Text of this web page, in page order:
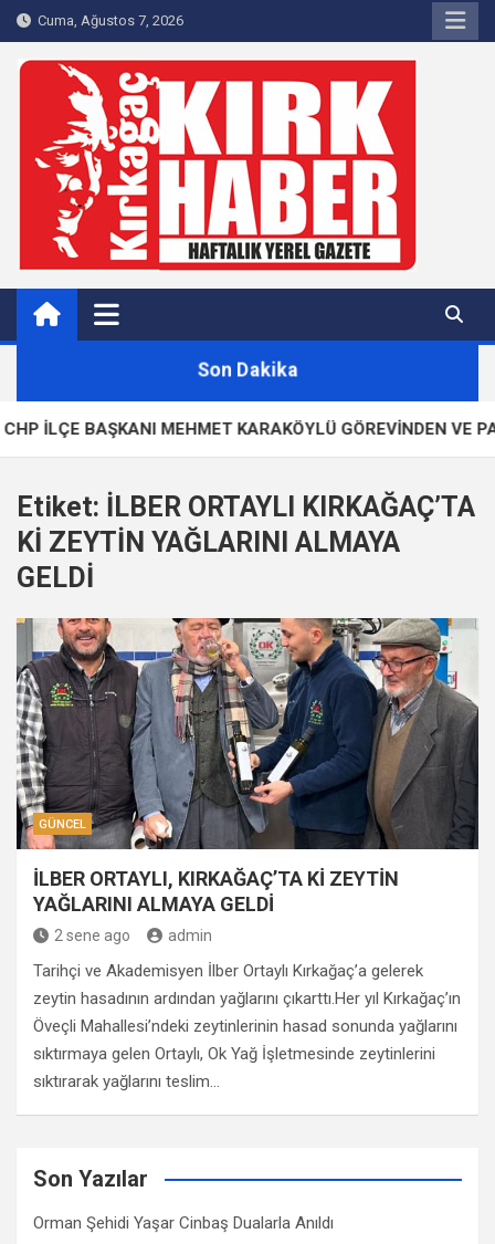
Skip
to
content
Cuma, Ağustos 7, 2026
Kırkağaç 40Haber
Kırkağaç'ın Yerel Haber Sitesi
Son Dakika
İLÇE BAŞKANI MEHMET KARAKÖYLÜ GÖREVİNDEN VE
Etiket: İLBER ORTAYLI KIRKAĞAÇ’TA
Kİ ZEYTİN YAĞLARINI ALMAYA
GELDİ
GÜNCEL
İLBER ORTAYLI, KIRKAĞAÇ’TA Kİ ZEYTİN
YAĞLARINI ALMAYA GELDİ
2 sene ago admin
Tarihçi ve Akademisyen İlber Ortaylı Kırkağaç’a gelerek
zeytin hasadının ardından yağlarını çıkarttı.Her yıl Kırkağaç’ın
Öveçli Mahallesi’ndeki zeytinlerinin hasad sonunda yağlarını
sıktırmaya gelen Ortaylı, Ok Yağ İşletmesinde zeytinlerini
sıktırarak yağlarını teslim…
Son Yazılar
Orman Şehidi Yaşar Cinbaş Dualarla Anıldı